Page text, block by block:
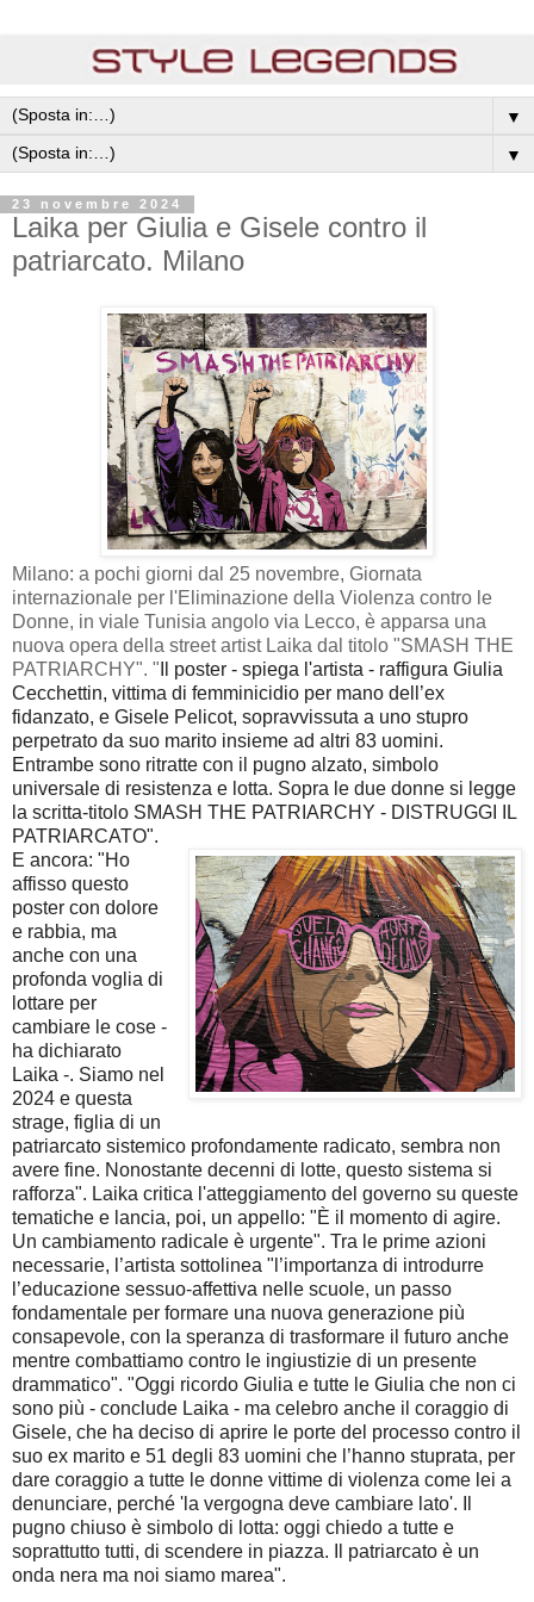
▼
▼
23 novembre 2024
Laika per Giulia e Gisele contro il
patriarcato. Milano
Milano: a pochi giorni dal 25 novembre, Giornata
internazionale per l'Eliminazione della Violenza contro le
Donne, in viale Tunisia angolo via Lecco, è apparsa una
nuova opera della street artist Laika dal titolo "SMASH THE
PATRIARCHY". " Il poster - spiega l'artista - raffigura Giulia
Cecchettin, vittima di femminicidio per mano dell’ex
fidanzato, e Gisele Pelicot, sopravvissuta a uno stupro
perpetrato da suo marito insieme ad altri 83 uomini.
Entrambe sono ritratte con il pugno alzato, simbolo
universale di resistenza e lotta. Sopra le due donne si legge
la scritta-titolo SMASH THE PATRIARCHY - DISTRUGGI IL
PATRIARCATO".
E ancora: "Ho
affisso questo
poster con dolore
e rabbia, ma
anche con una
profonda voglia di
lottare per
cambiare le cose -
ha dichiarato
Laika -. Siamo nel
2024 e questa
strage, figlia di un
patriarcato sistemico profondamente radicato, sembra non
avere fine. Nonostante decenni di lotte, questo sistema si
rafforza". Laika critica l'atteggiamento del governo su queste
tematiche e lancia, poi, un appello: "È il momento di agire.
Un cambiamento radicale è urgente". Tra le prime azioni
necessarie, l’artista sottolinea "l’importanza di introdurre
l’educazione sessuo-affettiva nelle scuole, un passo
fondamentale per formare una nuova generazione più
consapevole, con la speranza di trasformare il futuro anche
mentre combattiamo contro le ingiustizie di un presente
drammatico". "Oggi ricordo Giulia e tutte le Giulia che non ci
sono più - conclude Laika - ma celebro anche il coraggio di
Gisele, che ha deciso di aprire le porte del processo contro il
suo ex marito e 51 degli 83 uomini che l’hanno stuprata, per
dare coraggio a tutte le donne vittime di violenza come lei a
denunciare, perché 'la vergogna deve cambiare lato'.
pugno chiuso è simbolo di lotta: oggi chiedo a tutte e
soprattutto tutti, di scendere in piazza. Il patriarcato è un
onda nera ma noi siamo marea".